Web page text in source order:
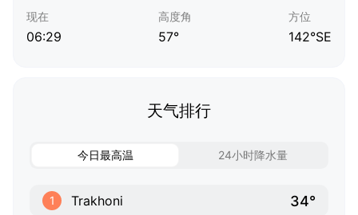
现在
06:29
高度角
57°
方位
142°SE
天气排行
今日最高温 24小时降水量
1 Trakhoni 34°